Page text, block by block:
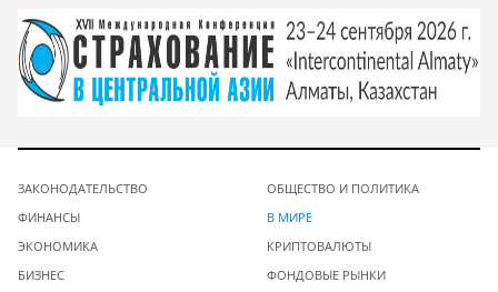
ЗАКОНОДАТЕЛЬСТВО
ФИНАНСЫ
ЭКОНОМИКА
БИЗНЕС
ОБЩЕСТВО И ПОЛИТИКА
В МИРЕ
КРИПТОВАЛЮТЫ
ФОНДОВЫЕ РЫНКИ